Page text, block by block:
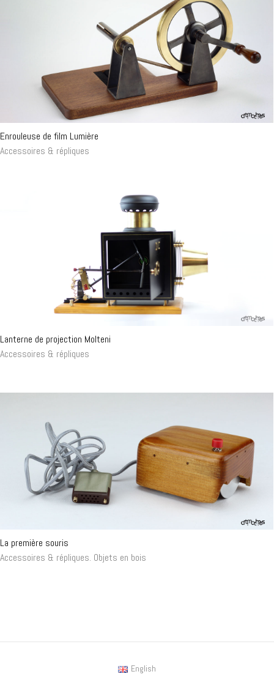
Enrouleuse de film Lumière
Accessoires & répliques
Lanterne de projection Molteni
Accessoires & répliques
La première souris
Accessoires & répliques Objets en bois
English